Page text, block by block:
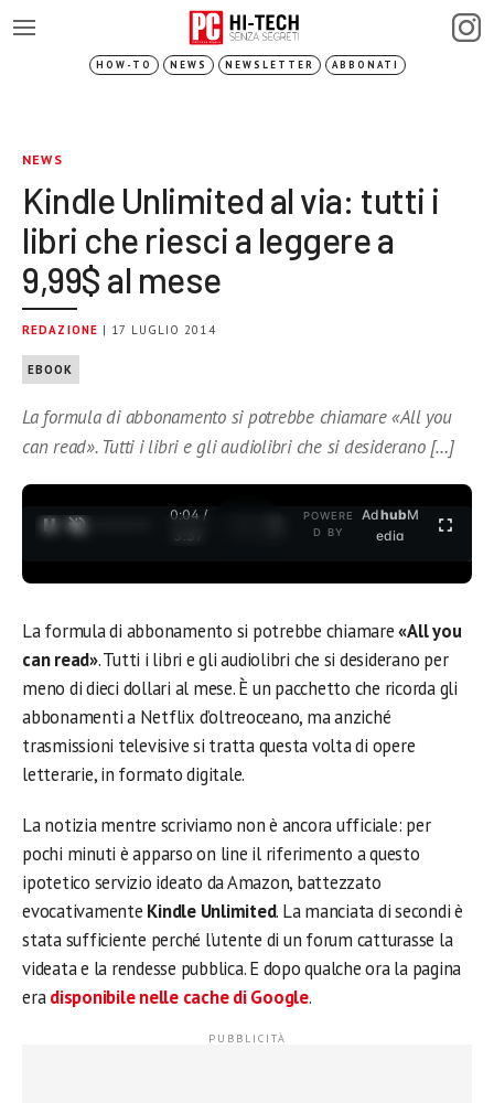
HOW-TO NEWS NEWSLETTER ABBONATI
NEWS
Kindle Unlimited al via: tutti i
libri che riesci a leggere a
9,99$ al mese
REDAZIONE | 17 LUGLIO 2014
EBOOK
La formula di abbonamento si potrebbe chiamare «All you
can read». Tutti i libri e gli audiolibri che si desiderano […]
0:04 /
3:37
POWERE
D BY
AdhubM
edia
La formula di abbonamento si potrebbe chiamare«All you
can read». Tutti i libri e gli audiolibri che si desiderano per
meno di dieci dollari al mese. È un pacchetto che ricorda gli
abbonamenti a Netflix d’oltreoceano, ma anziché
trasmissioni televisive si tratta questa volta di opere
letterarie, in formato digitale.
La notizia mentre scriviamo non è ancora ufficiale: per
pochi minuti è apparso on line il riferimento a questo
ipotetico servizio ideato da Amazon, battezzato
evocativamente Kindle Unlimited. La manciata di secondi è
stata sufficiente perché l’utente di un forum catturasse la
videata e la rendesse pubblica. E dopo qualche ora la pagina
eradisponibile nelle cache di Google.